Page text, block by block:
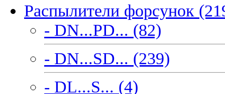
Распылители форсунок
- DN...PD... (82)
- DN...SD... (239)
- DL...S... (4)